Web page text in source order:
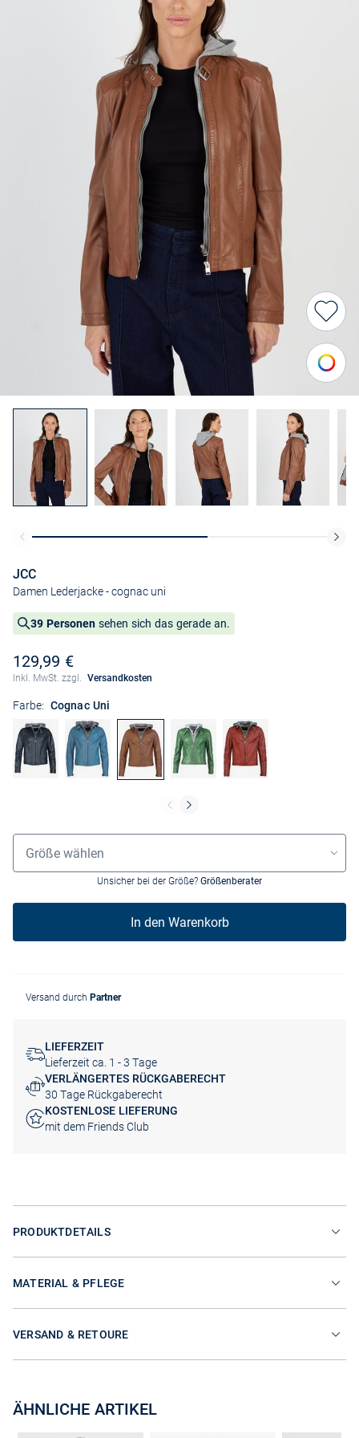
JCC
Damen Lederjacke- cognac uni
39 Personen sehen sich das gerade an.
129,99 €
Inkl. MwSt. zzgl. Versandkosten
Farbe: Cognac Uni
Größenauswahl
Größe wählen
Unsicher bei der Größe? Größenberater
In den Warenkorb
Versand durch Partner
LIEFERZEIT
Lieferzeit ca. 1 - 3 Tage
VERLÄNGERTES RÜCKGABERECHT
30 Tage Rückgaberecht
KOSTENLOSE LIEFERUNG
mit dem Friends Club
PRODUKTDETAILS
MATERIAL & PFLEGE
VERSAND & RETOURE
ÄHNLICHE ARTIKEL